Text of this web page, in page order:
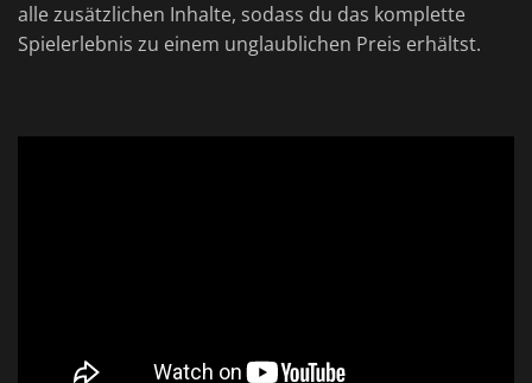
alle zusätzlichen Inhalte, sodass du das komplette
Spielerlebnis zu einem unglaublichen Preis erhältst.